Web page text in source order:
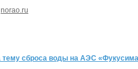
norao.ru
сброса воды на АЭС